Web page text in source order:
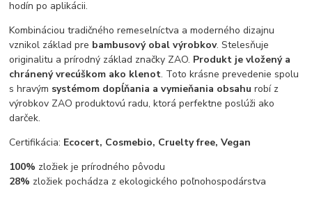
hodín po aplikácii.
Kombináciou tradičného remeselníctva a moderného dizajnu
vznikol základ pre bambusový obal výrobkov. Stelesňuje
originalitu a prírodný základ značky ZAO. Produkt je vložený a
chránený vrecúškom ako klenot. Toto krásne prevedenie spolu
s hravým systémom dopĺňania a vymieňania obsahu robí z
výrobkov ZAO produktovú radu, ktorá perfektne poslúži ako
darček.
Certifikácia: Ecocert, Cosmebio, Cruelty free, Vegan
100% zložiek je prírodného pôvodu
28% zložiek pochádza z ekologického poľnohospodárstva